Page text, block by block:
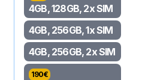
4GB, 128GB, 2x SIM
4GB, 256GB, 1x SIM
4GB, 256GB, 2x SIM
190€